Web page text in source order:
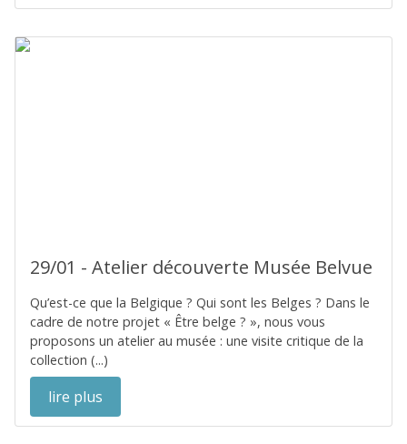
29/01 - Atelier découverte Musée Belvue
Qu’est-ce que la Belgique ? Qui sont les Belges ? Dans le
cadre de notre projet « Être belge ? », nous vous
proposons un atelier au musée : une visite critique de la
collection (...)
lire plus